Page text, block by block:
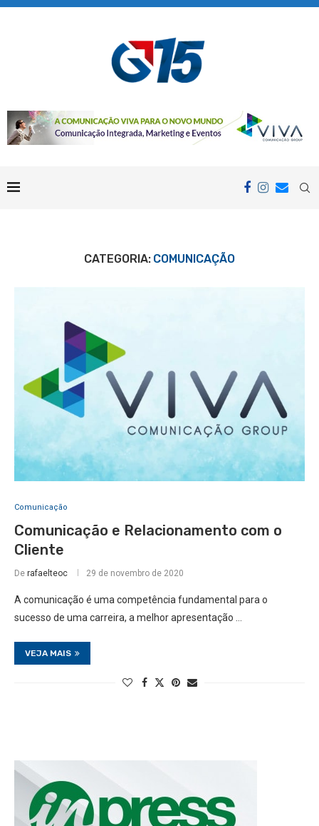
CATEGORIA: COMUNICAÇÃO
Comunicação
Comunicação e Relacionamento com o
Cliente
De rafaelteoc 29 de novembro de 2020
A comunicação é uma competência fundamental para o
sucesso de uma carreira, a melhor apresentação …
VEJA MAIS